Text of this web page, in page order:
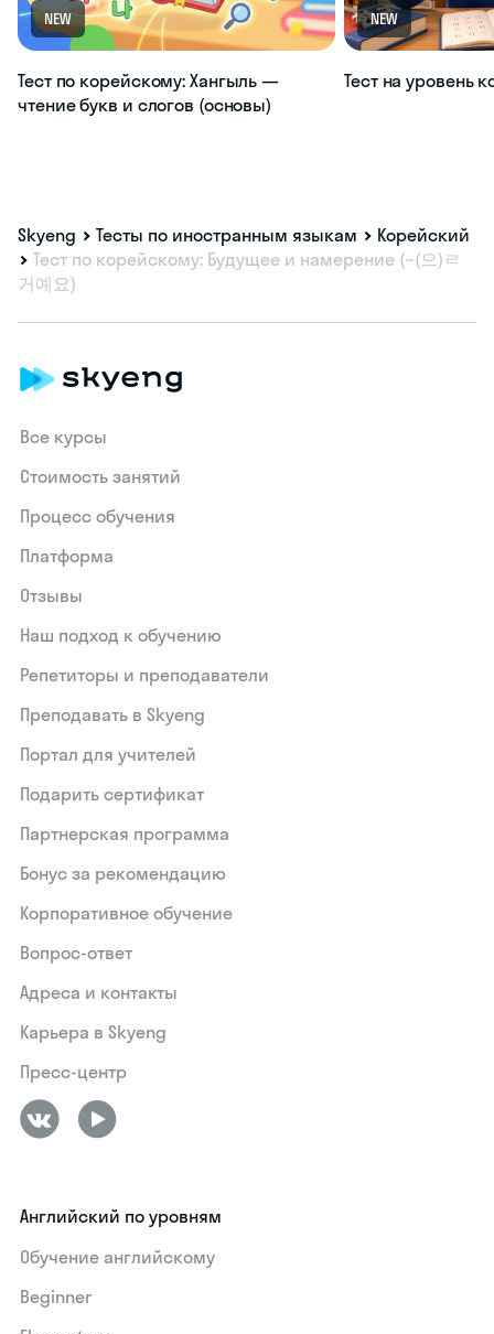
NEW
Тест по корейскому: Хангыль —
чтение букв и слогов (основы)
NEW
Тест на уровень
Skyeng Тесты по иностранным языкам
Корейский
Тест по корейскому: Будущее и намерение (~(으)ㄹ
거예요)
Все курсы
Стоимость занятий
Процесс обучения
Платформа
Отзывы
Наш подход к обучению
Репетиторы и преподаватели
Преподавать в Skyeng
Портал для учителей
Подарить сертификат
Партнерская программа
Бонус за рекомендацию
Корпоративное обучение
Вопрос-ответ
Адреса и контакты
Карьера в Skyeng
Пресс-центр
Английский по уровням
Обучение английскому
Beginner